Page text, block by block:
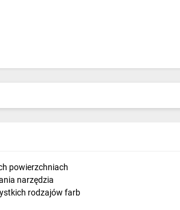
powierzchniach
narzędzia
rodzajów farb